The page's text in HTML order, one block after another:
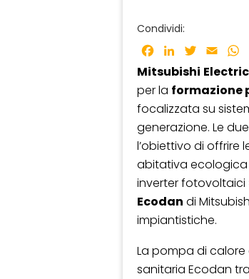
Condividi:
Facebook
LinkedInTwitter
Email
Mitsubishi Electric
per la formazione
focalizzata su
generazione. Le
l’obiettivo di offrire
abitativa ecologica
inverter fotovoltaici
Ecodan di
impiantistiche.
La pompa di
sanitaria Ecodan